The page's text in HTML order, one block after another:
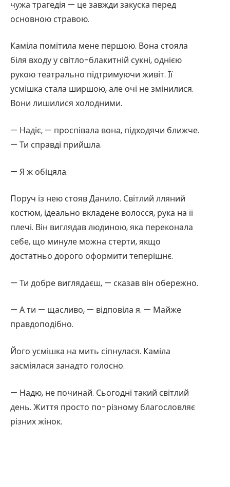
чужа трагедія — це завжди закуска перед
основною стравою.
Каміла помітила мене першою. Вона стояла
біля входу у світло-блакитній сукні, однією
рукою театрально підтримуючи живіт. Її
усмішка стала ширшою, але очі не змінилися.
Вони лишилися холодними.
— Надіє, — проспівала вона, підходячи ближче.
— Ти справді прийшла.
— Я ж обіцяла.
Поруч із нею стояв Данило. Світлий лляний
костюм, ідеально вкладене волосся, рука на її
плечі. Він виглядав людиною, яка переконала
себе, що минуле можна стерти, якщо
достатньо дорого оформити теперішнє.
— Ти добре виглядаєш, — сказав він обережно.
— А ти — щасливо, — відповіла я. — Майже
правдоподібно.
Його усмішка на мить сіпнулася. Каміла
засміялася занадто голосно.
— Надю, не починай. Сьогодні такий світлий
день. Життя просто по-різному благословляє
різних жінок.